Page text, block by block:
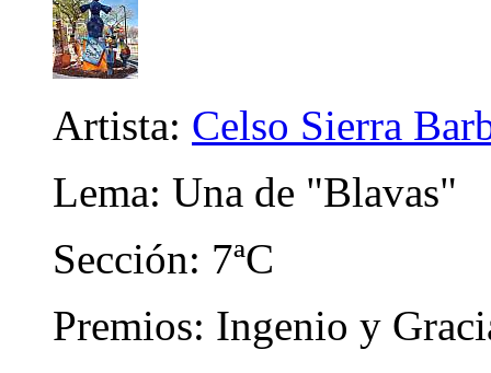
Artista: Celso Sierra
Lema: Una de "Blavas"
Sección: 7ªC
Premios: Ingenio y